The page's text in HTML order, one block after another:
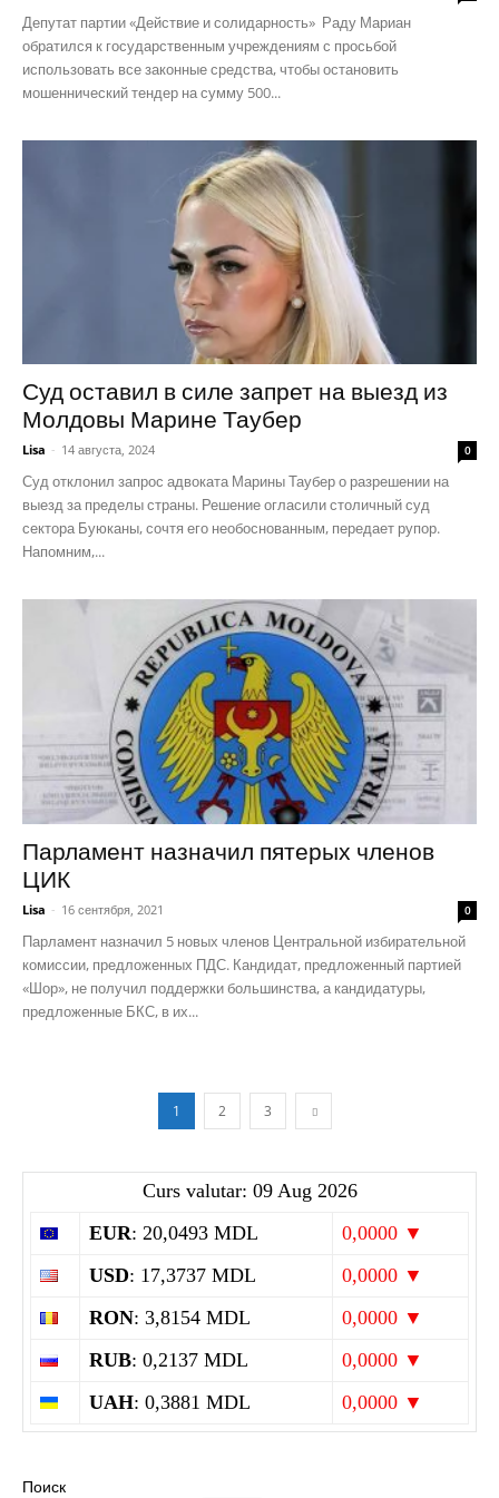
Депутат партии «Действие и солидарность» Раду Мариан
обратился к государственным учреждениям с просьбой
использовать все законные средства, чтобы остановить
мошеннический тендер на сумму 500...
Суд оставил в силе запрет на выезд из
Молдовы Марине Таубер
Lisa - 14 августа, 2024 0
Суд отклонил запрос адвоката Марины Таубер о разрешении на
выезд за пределы страны. Решение огласили столичный суд
сектора Буюканы, сочтя его необоснованным, передает рупор.
Напомним,...
Парламент назначил пятерых членов
ЦИК
Lisa - 16 сентября, 2021 0
Парламент назначил 5 новых членов Центральной избирательной
комиссии, предложенных ПДС. Кандидат, предложенный партией
«Шор», не получил поддержки большинства, а кандидатуры,
предложенные БКС, в их...
1 2 3
Curs valutar: 09 Aug 2026
EUR: 20,0493 MDL
0,0000 ▼
USD: 17,3737 MDL
0,0000 ▼
RON: 3,8154 MDL
0,0000 ▼
RUB: 0,2137 MDL
0,0000 ▼
UAH: 0,3881 MDL 0,0000 ▼
Поиск